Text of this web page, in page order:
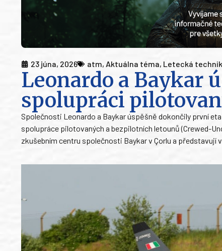
23 júna, 2026 atm, Aktuálna téma, Letecká
Leonardo a Baykar
spolupráci
Společnosti Leonardo a Baykar úspěšně dokončily první
spolupráce pilotovaných a bezpilotních letounů (Crewed-
zkušebním centru společnosti Baykar v Çorlu a